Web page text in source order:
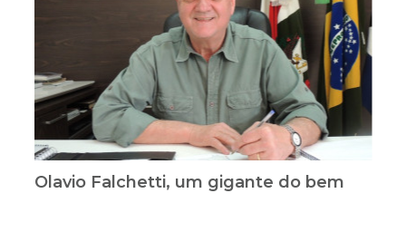
Olavio Falchetti, um gigante do bem